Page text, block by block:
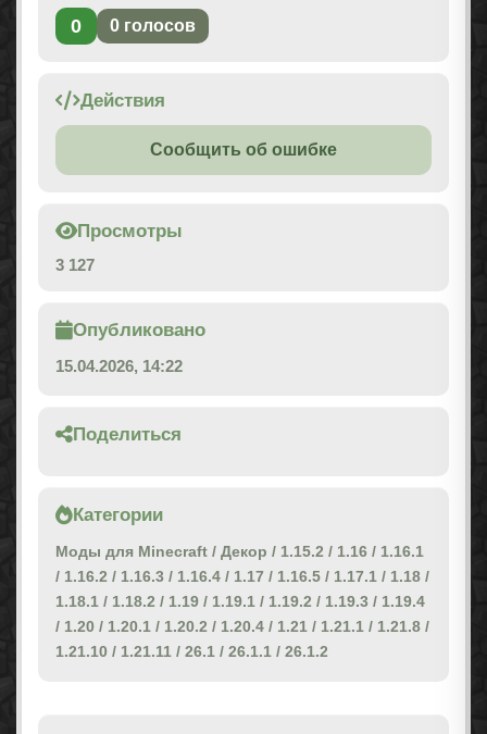
0 0 голосов
Действия
Сообщить об ошибке
Просмотры
3 127
Опубликовано
15.04.2026, 14:22
Поделиться
Категории
Моды для Minecraft / Декор / 1.15.2 / 1.16 / 1.16.1
/ 1.16.2 / 1.16.3 / 1.16.4 / 1.17 / 1.16.5 / 1.17.1 / 1.18 /
1.18.1 / 1.18.2 / 1.19 / 1.19.1 / 1.19.2 / 1.19.3 / 1.19.4
/ 1.20 / 1.20.1 / 1.20.2 / 1.20.4 / 1.21 / 1.21.1 / 1.21.8 /
1.21.10 / 1.21.11 / 26.1 / 26.1.1 / 26.1.2